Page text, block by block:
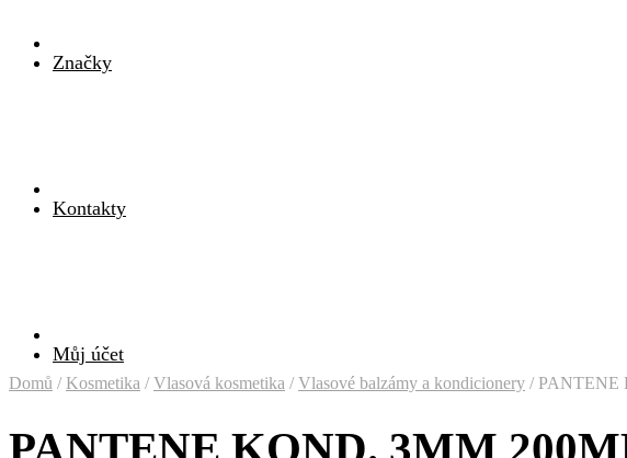
Značky
Kontakty
Můj účet
Domů / Kosmetika / Vlasová kosmetika / Vlasové balzámy a kondicionery /PANTENE